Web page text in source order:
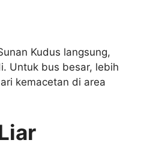
Kudus langsung,
Untuk bus besar, lebih
kemacetan di area